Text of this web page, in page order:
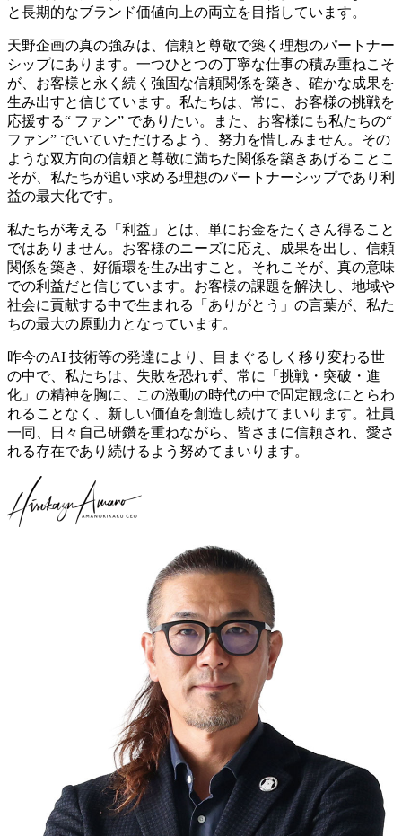
と長期的なブランド価値向上の両立を目指しています。
天野企画の真の強みは、信頼と尊敬で築く理想のパートナー
シップにあります。一つひとつの丁寧な仕事の積み重ねこそ
が、お客様と永く続く強固な信頼関係を築き、確かな成果を
生み出すと信じています。私たちは、常に、お客様の挑戦を
応援する“ ファン” でありたい。また、お客様にも私たちの“
ファン” でいていただけるよう、努力を惜しみません。その
ような双方向の信頼と尊敬に満ちた関係を築きあげることこ
そが、私たちが追い求める理想のパートナーシップであり利
益の最大化です。
私たちが考える「利益」とは、単にお金をたくさん得ること
ではありません。お客様のニーズに応え、成果を出し、信頼
関係を築き、好循環を生み出すこと。それこそが、真の意味
での利益だと信じています。お客様の課題を解決し、地域や
社会に貢献する中で生まれる「ありがとう」の言葉が、私た
ちの最大の原動力となっています。
昨今のAI 技術等の発達により、目まぐるしく移り変わる世
の中で、私たちは、失敗を恐れず、常に「挑戦・突破・進
化」の精神を胸に、この激動の時代の中で固定観念にとらわ
れることなく、新しい価値を創造し続けてまいります。社員
一同、日々自己研鑽を重ねながら、皆さまに信頼され、愛さ
れる存在であり続けるよう努めてまいります。